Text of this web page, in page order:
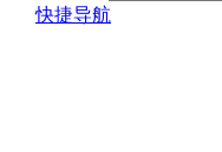
快捷导航